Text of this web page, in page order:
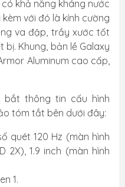
khả năng kháng nước
với đó là kính cường
va đập, trầy xước tốt
Khung, bản lề Galaxy
Aluminum cao cấp,
thông tin cấu hình
tóm tắt bên dưới đây:
quét 120 Hz (màn hình
2X), 1.9 inch (màn hình
1.